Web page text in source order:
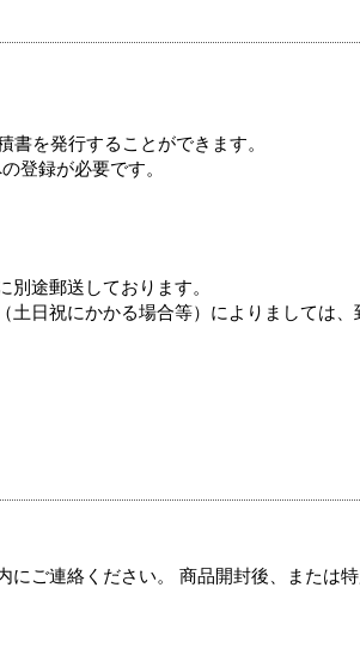
を発行することができます。
登録が必要です。
途郵送しております。
日祝にかかる場合等）によりましては、
ご連絡ください。 商品開封後、または